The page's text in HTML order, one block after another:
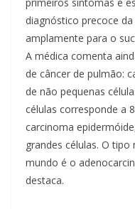
diagnóstico precoce
amplamente para o
A médica comenta
de câncer de pulmão:
de não pequenas
células corresponde a
carcinoma
grandes células. O
mundo é o
destaca.